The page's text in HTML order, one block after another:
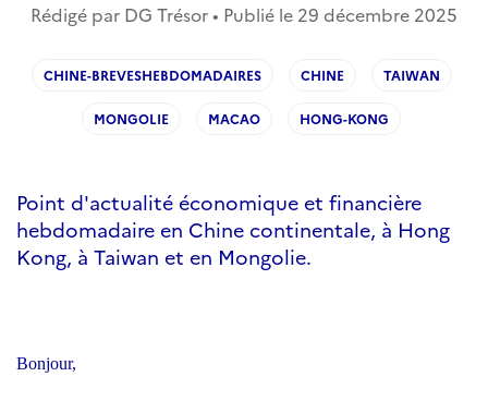
Rédigé par DG Trésor • Publié le 29 décembre 2025
CHINE-BREVESHEBDOMADAIRES CHINE TAIWAN
MONGOLIE MACAO HONG-KONG
Point d'actualité économique et financière
hebdomadaire en Chine continentale, à Hong
Kong, à Taiwan et en Mongolie.
Bonjour,